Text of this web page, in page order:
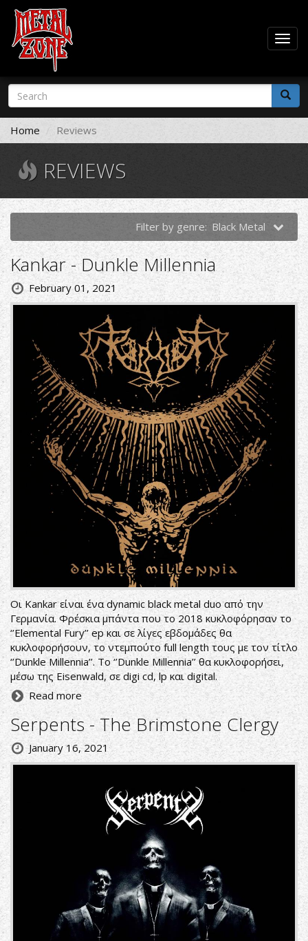
Skip
main
content
Search
form
Search
Home Reviews
REVIEWS
Filter by genre: Black Metal
Kankar - Dunkle Millennia
February 01, 2021
Οι Kankar είναι ένα dynamic black metal duo από την
Γερμανία. Φρέσκια μπάντα που το 2018 κυκλοφόρησαν το
‘’Elemental Fury’’ ep και σε λίγες εβδομάδες θα
κυκλοφορήσουν, το ντεμπούτο full length τους με τον τίτλο
‘’Dunkle Millennia’’. Το ‘’Dunkle Millennia’’ θα κυκλοφορήσει,
μέσω της Eisenwald, σε digi cd, lp και digital.
Read more
Serpents - The Brimstone Clergy
January 16, 2021